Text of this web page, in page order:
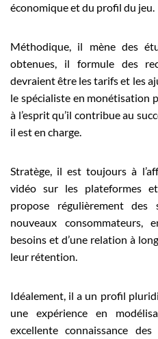
économique et du profil du jeu.
Méthodique, il mène des
obtenues, il formule des
devraient être les tarifs et les
le spécialiste en monétisation
à l’esprit qu’il contribue au
il est en charge.
Stratège, il est toujours à
vidéo sur les plateformes
propose régulièrement
nouveaux
besoins et d’une relation à
leur rétention.
Idéalement, il a un profil
une expérience en
excellente connaissance